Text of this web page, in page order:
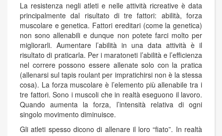
La resistenza negli atleti e nelle attività ricreative è data
principalmente dal risultato di tre fattori: abilità, forza
muscolare e genetica. Fattori ereditari (come la genetica)
non sono allenabili e dunque non potete farci molto per
migliorarli. Aumentare l’abilità in una data attività è il
risultato di praticarla. Per i maratoneti l’abilità e l’efficienza
nel correre possono essere allenate solo con la pratica
(allenarsi sul tapis roulant per impratichirsi non è la stessa
cosa). La forza muscolare è l’elemento più allenabile tra i
tre fattori. Sono i muscoli che in realtà eseguono il lavoro.
Quando aumenta la forza, l’intensità relativa di ogni
singolo movimento diminuisce.
Gli atleti spesso dicono di allenare il loro “fiato”. In realtà